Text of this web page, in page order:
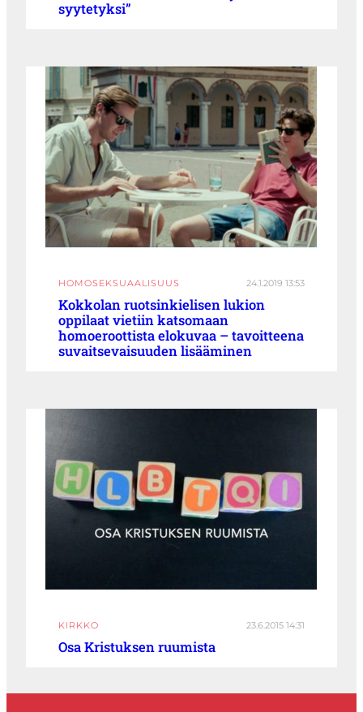
syytetyksi”
HOMOSEKSUAALISUUS 24.1.2019 13:53
Kokkolan ruotsinkielisen lukion
oppilaat vietiin katsomaan
homoeroottista elokuvaa – tavoitteena
suvaitsevaisuuden lisääminen
KIRKKO 23.6.2015 14:31
Osa Kristuksen ruumista